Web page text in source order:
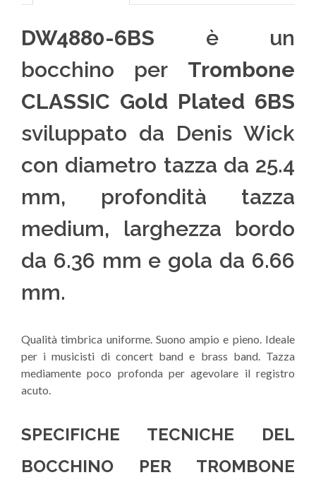
DW4880-6BS è un
bocchino per Trombone
CLASSIC Gold Plated 6BS
sviluppato da Denis Wick
con diametro tazza da 25.4
mm, profondità tazza
medium, larghezza bordo
da 6.36 mm e gola da 6.66
mm.
Qualità timbrica uniforme. Suono ampio e pieno. Ideale
per i musicisti di concert band e brass band. Tazza
mediamente poco profonda per agevolare il registro
acuto.
SPECIFICHE TECNICHE DEL
BOCCHINO PER TROMBONE